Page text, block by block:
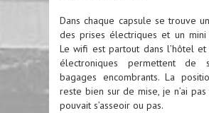
Dans chaque capsule se trouve
des prises électriques et un
Le wifi est partout dans l’hôtel et
électroniques permettent de
bagages encombrants. La
reste bien sur de mise, je n’ai pas
pouvait s’asseoir ou pas.